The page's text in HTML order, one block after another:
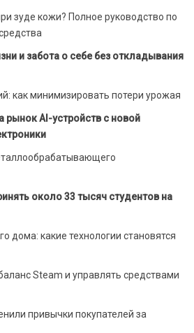
зуде кожи? Полное руководство по
и забота о себе без откладывания
как минимизировать потери урожая
рынок AI-устройств с новой
около 33 тысяч студентов на
дома: какие технологии становятся
Steam и управлять средствами
привычки покупателей за